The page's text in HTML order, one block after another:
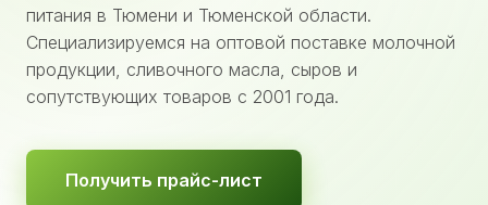
питания в Тюмени и Тюменской области.
Специализируемся на оптовой поставке молочной
продукции, сливочного масла, сыров и
сопутствующих товаров с 2001 года.
Получить прайс-лист